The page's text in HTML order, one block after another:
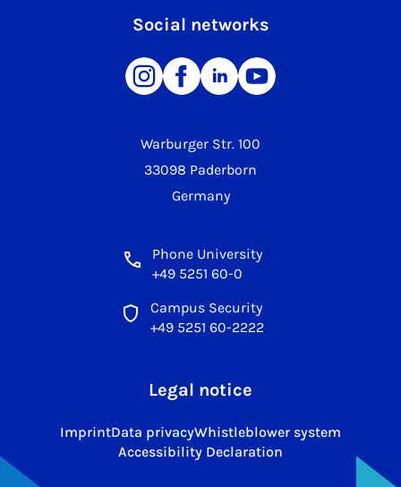
Warburger Str. 100
33098 Paderborn
Germany
Phone University
+49 5251 60-0
Campus Security
+49 5251 60-2222
Social networks
Legal notice
ImprintData privacyWhistleblower system
Accessibility Declaration